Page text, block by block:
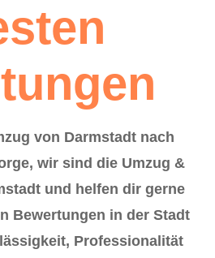
von Darmstadt nach
wir sind die Umzug &
und helfen dir gerne
Bewertungen in der Stadt
Professionalität